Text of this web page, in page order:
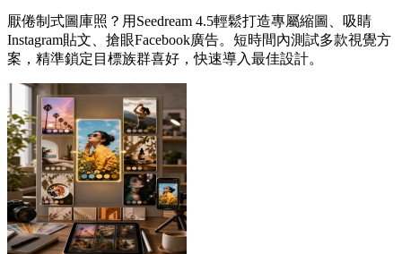
厭倦制式圖庫照？用Seedream 4.5輕鬆打造專屬縮圖、吸睛
Instagram貼文、搶眼Facebook廣告。短時間內測試多款視覺方
案，精準鎖定目標族群喜好，快速導入最佳設計。